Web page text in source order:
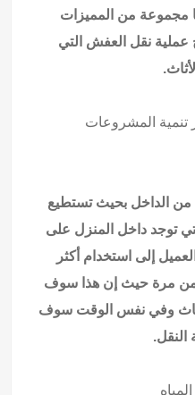
مجموعة من المميزات
عملية نقل العفش التي
المشروعات
الداخل بحيث تستطيع
توجد داخل المنزل على
إلى استخدام أكثر
من مرة حيث إن هذا سوف
وفي نفس الوقت سوف
النقل.